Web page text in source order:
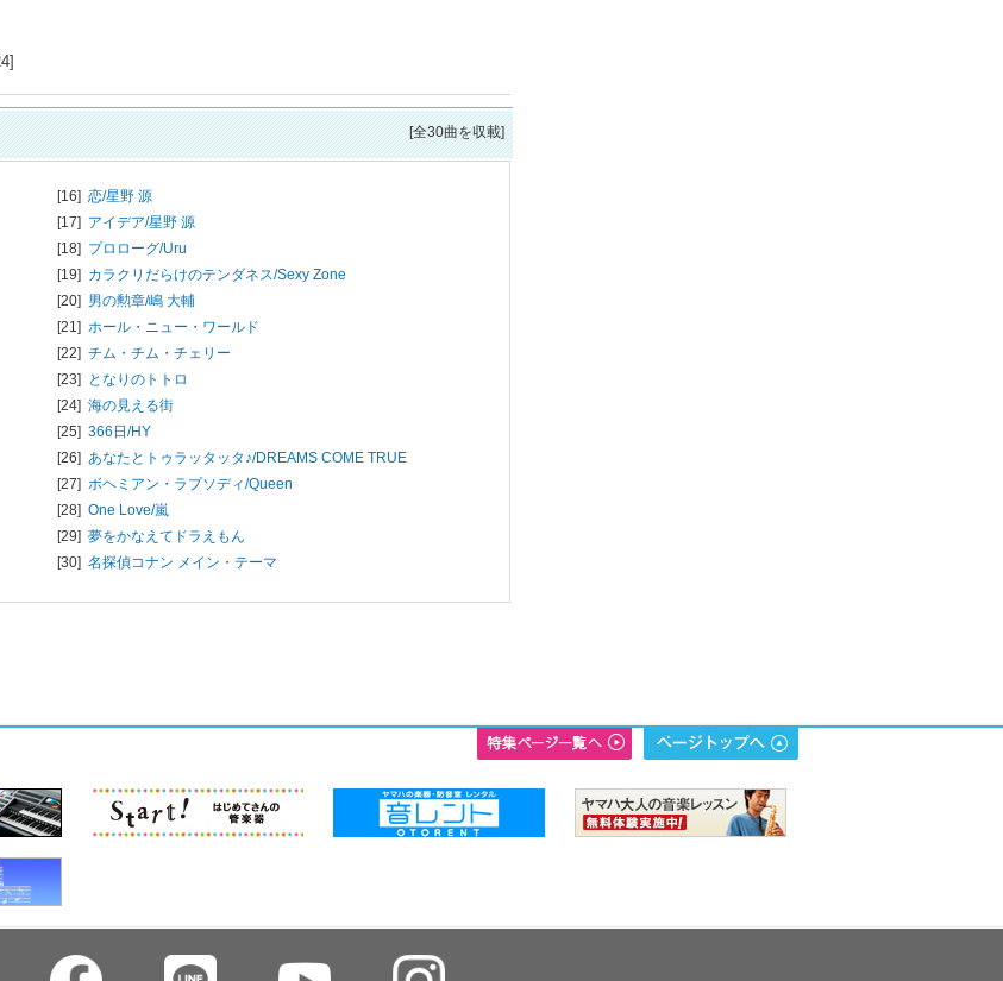
[全30曲を収載]
[16] 恋/星野 源
[17] アイデア/星野 源
[18] プロローグ/Uru
[19] カラクリだらけのテンダネス/Sexy Zone
[20] 男の勲章/嶋 大輔
[21] ホール・ニュー・ワールド
[22] チム・チム・チェリー
[23] となりのトトロ
[24] 海の見える街
[25] 366日/HY
[26] あなたとトゥラッタッタ♪/DREAMS COME TRUE
[27] ボヘミアン・ラプソディ/Queen
[28] One Love/嵐
[29] 夢をかなえてドラえもん
[30] 名探偵コナン メイン・テーマ